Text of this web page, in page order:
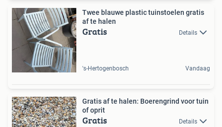
Twee blauwe plastic tuinstoelen gratis
af te halen
Gratis Details
's-Hertogenbosch Vandaag
Gratis af te halen: Boerengrind voor tuin
of oprit
Gratis Details